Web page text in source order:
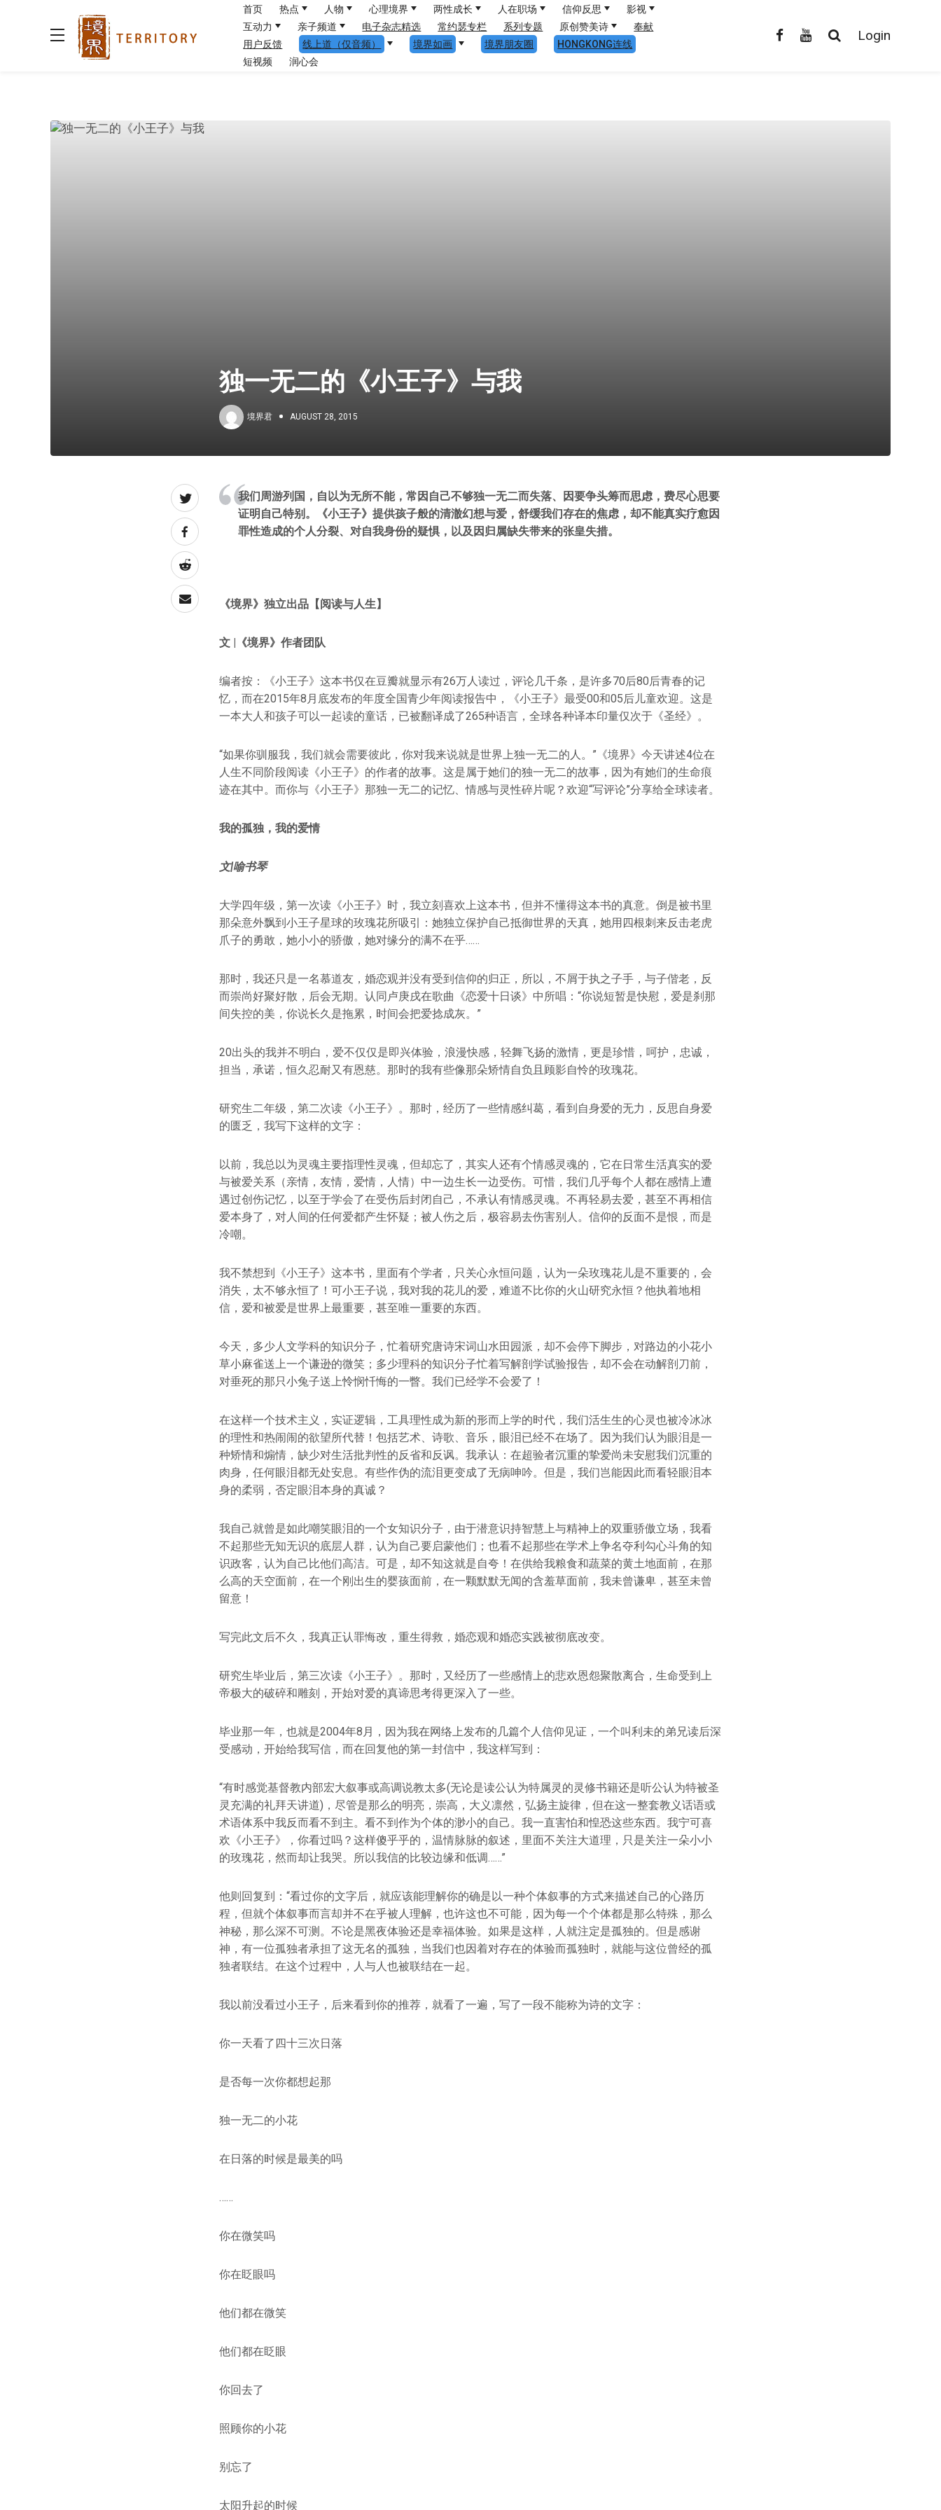
首页 热点 人物 心理境界 两性成长 人在职场 信仰反思
影视
互动力
亲子频道 电子杂志精选 常约瑟专栏 系列专题 原创赞美诗
奉献
用户反馈
线上道（仅音频） 境界如画 境界朋友圈
HONGKONG连线
短视频
润心会
Login
独一无二的《小王子》与我
境界君 AUGUST 28, 2015
我们周游列国，自以为无所不能，常因自己不够独一无二而失落、因要争头筹而思虑，费尽心思要
证明自己特别。《小王子》提供孩子般的清澈幻想与爱，舒缓我们存在的焦虑，却不能真实疗愈因
罪性造成的个人分裂、对自我身份的疑惧，以及因归属缺失带来的张皇失措。
《境界》独立出品【阅读与人生】
文 |《境界》作者团队
编者按：《小王子》这本书仅在豆瓣就显示有26万人读过，评论几千条，是许多70后80后青春的记
忆，而在2015年8月底发布的年度全国青少年阅读报告中，《小王子》最受00和05后儿童欢迎。这是
一本大人和孩子可以一起读的童话，已被翻译成了265种语言，全球各种译本印量仅次于《圣经》。
“如果你驯服我，我们就会需要彼此，你对我来说就是世界上独一无二的人。”《境界》今天讲述4位在
人生不同阶段阅读《小王子》的作者的故事。这是属于她们的独一无二的故事，因为有她们的生命痕
迹在其中。而你与《小王子》那独一无二的记忆、情感与灵性碎片呢？欢迎“写评论”分享给全球读者。
我的孤独，我的爱情
文|喻书琴
大学四年级，第一次读《小王子》时，我立刻喜欢上这本书，但并不懂得这本书的真意。倒是被书里
那朵意外飘到小王子星球的玫瑰花所吸引：她独立保护自己抵御世界的天真，她用四根刺来反击老虎
爪子的勇敢，她小小的骄傲，她对缘分的满不在乎……
那时，我还只是一名慕道友，婚恋观并没有受到信仰的归正，所以，不屑于执之子手，与子偕老，反
而崇尚好聚好散，后会无期。认同卢庚戌在歌曲《恋爱十日谈》中所唱：“你说短暂是快慰，爱是刹那
间失控的美，你说长久是拖累，时间会把爱捻成灰。”
20出头的我并不明白，爱不仅仅是即兴体验，浪漫快感，轻舞飞扬的激情，更是珍惜，呵护，忠诚，
担当，承诺，恒久忍耐又有恩慈。那时的我有些像那朵矫情自负且顾影自怜的玫瑰花。
研究生二年级，第二次读《小王子》。那时，经历了一些情感纠葛，看到自身爱的无力，反思自身爱
的匮乏，我写下这样的文字：
以前，我总以为灵魂主要指理性灵魂，但却忘了，其实人还有个情感灵魂的，它在日常生活真实的爱
与被爱关系（亲情，友情，爱情，人情）中一边生长一边受伤。可惜，我们几乎每个人都在感情上遭
遇过创伤记忆，以至于学会了在受伤后封闭自己，不承认有情感灵魂。不再轻易去爱，甚至不再相信
爱本身了，对人间的任何爱都产生怀疑；被人伤之后，极容易去伤害别人。信仰的反面不是恨，而是
冷嘲。
我不禁想到《小王子》这本书，里面有个学者，只关心永恒问题，认为一朵玫瑰花儿是不重要的，会
消失，太不够永恒了！可小王子说，我对我的花儿的爱，难道不比你的火山研究永恒？他执着地相
信，爱和被爱是世界上最重要，甚至唯一重要的东西。
今天，多少人文学科的知识分子，忙着研究唐诗宋词山水田园派，却不会停下脚步，对路边的小花小
草小麻雀送上一个谦逊的微笑；多少理科的知识分子忙着写解剖学试验报告，却不会在动解剖刀前，
对垂死的那只小兔子送上怜悯忏悔的一瞥。我们已经学不会爱了！
在这样一个技术主义，实证逻辑，工具理性成为新的形而上学的时代，我们活生生的心灵也被冷冰冰
的理性和热闹闹的欲望所代替！包括艺术、诗歌、音乐，眼泪已经不在场了。因为我们认为眼泪是一
种矫情和煽情，缺少对生活批判性的反省和反讽。我承认：在超验者沉重的挚爱尚未安慰我们沉重的
肉身，任何眼泪都无处安息。有些作伪的流泪更变成了无病呻吟。但是，我们岂能因此而看轻眼泪本
身的柔弱，否定眼泪本身的真诚？
我自己就曾是如此嘲笑眼泪的一个女知识分子，由于潜意识持智慧上与精神上的双重骄傲立场，我看
不起那些无知无识的底层人群，认为自己要启蒙他们；也看不起那些在学术上争名夺利勾心斗角的知
识政客，认为自己比他们高洁。可是，却不知这就是自夸！在供给我粮食和蔬菜的黄土地面前，在那
么高的天空面前，在一个刚出生的婴孩面前，在一颗默默无闻的含羞草面前，我未曾谦卑，甚至未曾
留意！
写完此文后不久，我真正认罪悔改，重生得救，婚恋观和婚恋实践被彻底改变。
研究生毕业后，第三次读《小王子》。那时，又经历了一些感情上的悲欢恩怨聚散离合，生命受到上
帝极大的破碎和雕刻，开始对爱的真谛思考得更深入了一些。
毕业那一年，也就是2004年8月，因为我在网络上发布的几篇个人信仰见证，一个叫利未的弟兄读后深
受感动，开始给我写信，而在回复他的第一封信中，我这样写到：
“有时感觉基督教内部宏大叙事或高调说教太多(无论是读公认为特属灵的灵修书籍还是听公认为特被圣
灵充满的礼拜天讲道)，尽管是那么的明亮，崇高，大义凛然，弘扬主旋律，但在这一整套教义话语或
术语体系中我反而看不到主。看不到作为个体的渺小的自己。我一直害怕和惶恐这些东西。我宁可喜
欢《小王子》，你看过吗？这样傻乎乎的，温情脉脉的叙述，里面不关注大道理，只是关注一朵小小
的玫瑰花，然而却让我哭。所以我信的比较边缘和低调……”
他则回复到：“看过你的文字后，就应该能理解你的确是以一种个体叙事的方式来描述自己的心路历
程，但就个体叙事而言却并不在乎被人理解，也许这也不可能，因为每一个个体都是那么特殊，那么
神秘，那么深不可测。不论是黑夜体验还是幸福体验。如果是这样，人就注定是孤独的。但是感谢
神，有一位孤独者承担了这无名的孤独，当我们也因着对存在的体验而孤独时，就能与这位曾经的孤
独者联结。在这个过程中，人与人也被联结在一起。
我以前没看过小王子，后来看到你的推荐，就看了一遍，写了一段不能称为诗的文字：
你一天看了四十三次日落
是否每一次你都想起那
独一无二的小花
在日落的时候是最美的吗
……
你在微笑吗
你在眨眼吗
他们都在微笑
他们都在眨眼
你回去了
照顾你的小花
别忘了
太阳升起的时候